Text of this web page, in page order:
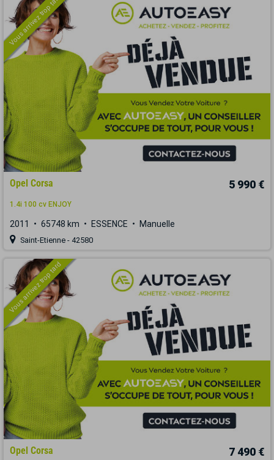
Vous arrivez trop tard
Opel Corsa 5 990 €
1.4i 100 cv ENJOY
2011 65748 km ESSENCE Manuelle
Saint-Etienne - 42580
Vous arrivez trop tard
Opel Corsa 7 490 €